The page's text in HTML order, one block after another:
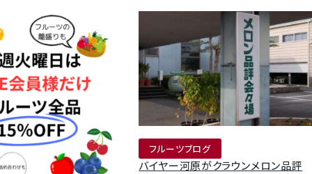
フルーツブログ
バイヤー河原がクラウンメロン品評